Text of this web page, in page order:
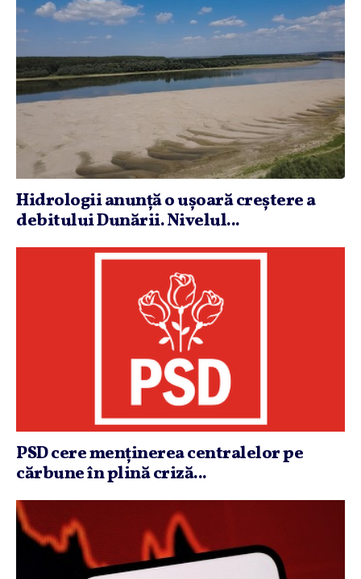
Hidrologii anunţă o uşoară creştere a
debitului Dunării. Nivelul...
PSD cere menţinerea centralelor pe
cărbune în plină criză...